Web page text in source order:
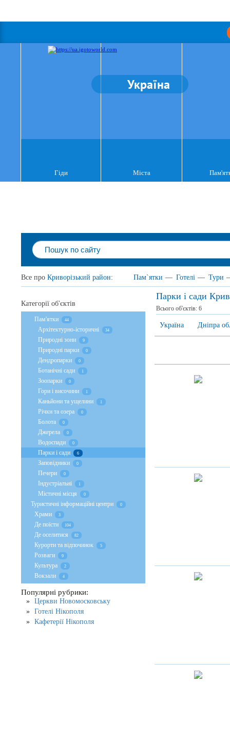
Україна
Гіди Міста
Все про Криворізький район: Пам`ятки — Готелі — Тури
Парки і сади
Всього об'єктів: 6
Україна Дніпра
Категорії об'єктів
Пам'ятки 44
Архітектурно-історичні 34
Природні зони 9
Природні парки 0
Дендропарки 0
Ботанічні сади 1
Зоопарки 0
Гори і височини 1
Каньйони та ущелини 1
Річки та озера 0
Болота 0
Джерела 0
Водоспади 0
Парки і сади 6
Заповідники 0
Печери 0
Індустріальні 1
Містичні місця 0
Туристичні інформаційні центри 0
Храми 3
Де поїсти 104
Де оселитися 82
Курорти та відпочинок 5
Розваги 9
Культура 2
Вокзали 4
Популярні рубрики:
Церкви Новомосковську
Готелі Нікополя
Кафетерії Нікополя